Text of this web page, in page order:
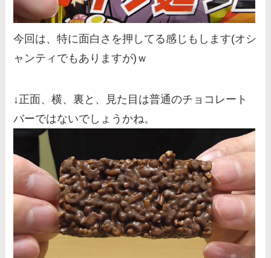
今回は、特に面白さを押してる感じもします(オシ
ャンティでもありますが)ｗ
↓正面、横、裏と、見た目は普通のチョコレート
バーではないでしょうかね。